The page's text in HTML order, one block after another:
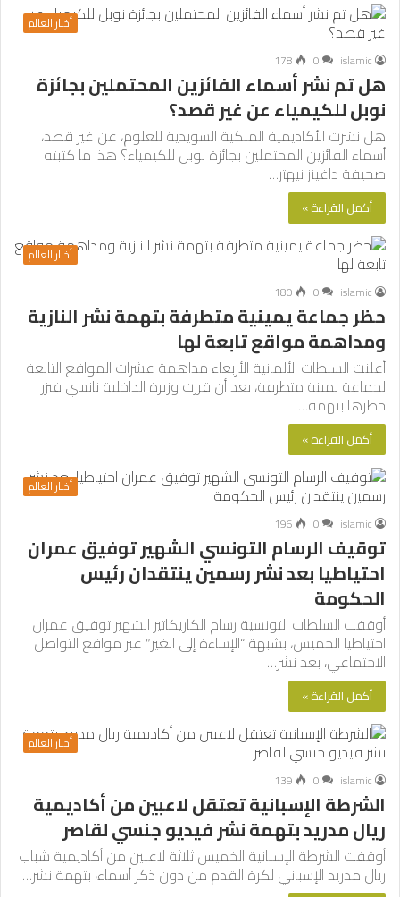
أخبار العالم
islamic
0
178
هل تم نشر أسماء الفائزين المحتملين بجائزة
نوبل للكيمياء عن غير قصد؟
هل نشرت الأكاديمية الملكية السويدية للعلوم، عن غير قصد،
أسماء الفائزين المحتملين بجائزة نوبل للكيمياء؟ هذا ما كتبته
صحيفة داغينز نيهتر…
أكمل القراءة »
أخبار العالم
islamic
0
180
حظر جماعة يمينية متطرفة بتهمة نشر النازية
ومداهمة مواقع تابعة لها
أعلنت السلطات الألمانية الأربعاء مداهمة عشرات المواقع التابعة
لجماعة يمينة متطرفة، بعد أن قررت وزيرة الداخلية نانسي فيزر
حظرها بتهمة…
أكمل القراءة »
أخبار العالم
islamic
0
196
توقيف الرسام التونسي الشهير توفيق عمران
احتياطيا بعد نشر رسمين ينتقدان رئيس
الحكومة
أوقفت السلطات التونسية رسام الكاريكاتير الشهير توفيق عمران
احتياطيا الخميس، بشبهة “الإساءة إلى الغير” عبر مواقع التواصل
الاجتماعي، بعد نشر…
أكمل القراءة »
أخبار العالم
islamic
0
139
الشرطة الإسبانية تعتقل لاعبين من أكاديمية
ريال مدريد بتهمة نشر فيديو جنسي لقاصر
أوقفت الشرطة الإسبانية الخميس ثلاثة لاعبين من أكاديمية شباب
ريال مدريد الإسباني لكرة القدم من دون ذكر أسماء، بتهمة نشر…